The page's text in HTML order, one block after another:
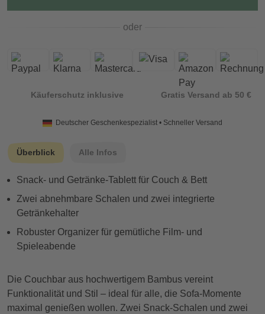
oder
Käuferschutz inklusive Gratis Versand ab 50 €
Deutscher Geschenkespezialist • Schneller Versand
Überblick Alle Infos
Snack‑ und Getränke‑Tablett für Couch & Bett
Zwei abnehmbare Schalen und zwei integrierte
Getränkehalter
Robuster Organizer für gemütliche Film‑ und
Spieleabende
Die Couchbar aus hochwertigem Bambus vereint
Funktionalität und Stil – ideal für alle, die Sofa‑Momente
maximal genießen wollen. Zwei Snack-Schalen und zwei